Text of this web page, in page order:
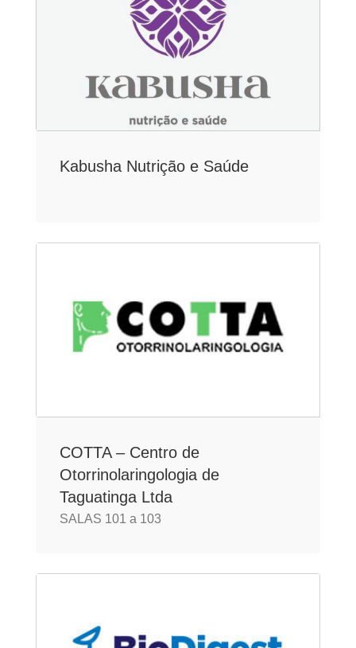
Kabusha Nutrição e Saúde
COTTA – Centro de
Otorrinolaringologia de
Taguatinga Ltda
SALAS 101 a 103